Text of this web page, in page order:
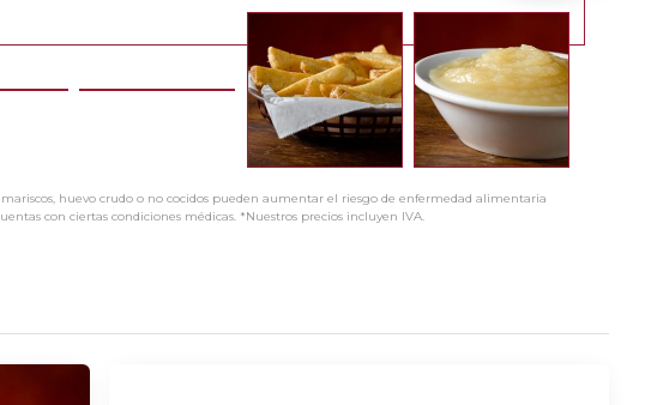
huevo crudo o no cocidos pueden aumentar el riesgo de enfermedad alimentaria
con ciertas condiciones médicas. *Nuestros precios incluyen IVA.